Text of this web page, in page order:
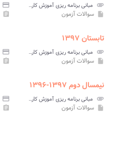
attachment مبانی برنامه ریزی آموزش کارآفرینی پیام نور credit_card
insert_drive_file سوالات آزمون assignment
تابستان ۱۳۹۷
attachment مبانی برنامه ریزی آموزش کارآفرینی پیام نور credit_card
insert_drive_file سوالات آزمون assignment
نیمسال دوم ۱۳۹۷-۱۳۹۶
attachment مبانی برنامه ریزی آموزش کارآفرینی پیام نور credit_card
insert_drive_file سوالات آزمون assignment